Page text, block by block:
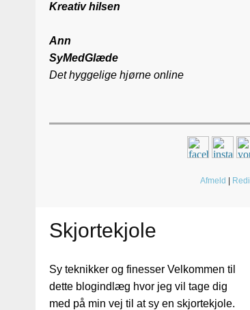
Kreativ hilsen
Ann
SyMedGlæde
Det hyggelige hjørne online
Afmeld
Skjortekjole
Sy teknikker og finesser Velkommen til
dette blogindlæg hvor jeg vil tage dig
med på min vej til at sy en skjortekjole.